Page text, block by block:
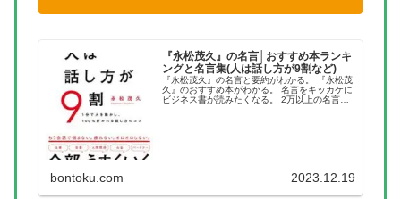
『永松茂久』の名言│おすすめ本ランキ
ングと名言集(人は話し方が9割など)
『永松茂久』の名言と要約がわかる。 『永松茂
久』のおすすめ本がわかる。 名言をキッカケに
ビジネス書が読みたくなる。 2万以上の名言を
bontoku.com 2023.12.19